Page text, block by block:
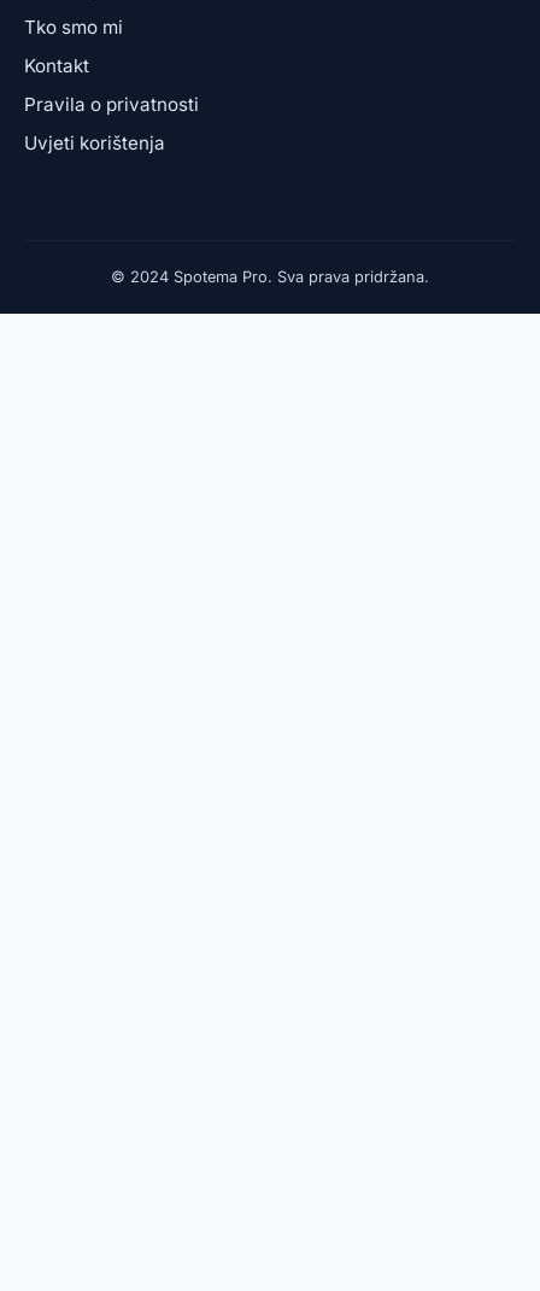
Tko smo mi
Kontakt
Pravila o privatnosti
Uvjeti korištenja
© 2024 Spotema Pro. Sva prava pridržana.